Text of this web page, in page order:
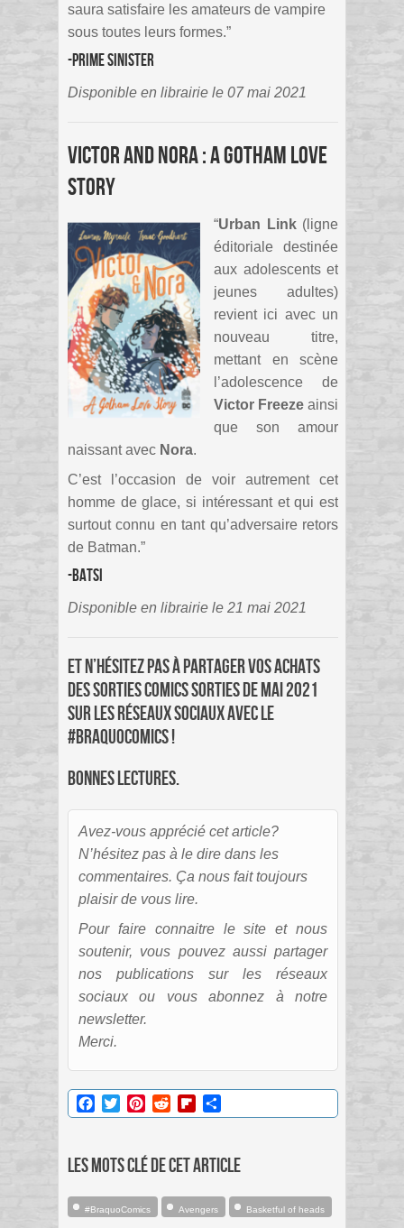
saura satisfaire les amateurs de vampire
sous toutes leurs formes.”
-Prime Sinister
Disponible en librairie le 07 mai 2021
Victor and Nora : a Gotham Love
Story
“Urban Link(ligne
éditoriale destinée
aux adolescents et
jeunes adultes)
revient ici avec un
nouveau titre,
mettant en scène
l’adolescence de
Victor Freeze ainsi
que son amour
naissant avec Nora.
C’est l’occasion de voir autrement cet
homme de glace, si intéressant et qui est
surtout connu en tant qu’adversaire retors
de Batman.”
-Batsi
Disponible en librairie le 21 mai 2021
Et n’hésitez pas à partager vos achats
des sorties comics sorties de mai 2021
sur les réseaux sociaux avec le
#BraquoComics !
Bonnes lectures.
Avez-vous apprécié cet article?
N’hésitez pas à le dire dans les
commentaires. Ça nous fait toujours
plaisir de vous lire.
Pour faire connaitre le site et nous
soutenir, vous pouvez aussi partager
nos publications sur les réseaux
sociaux ou vous abonnez à notre
newsletter.
Merci.
Facebook
TwitterPinterestRedditFlipboard
Les mots clé de cet article
#BraquoComics Avengers Basketful of heads